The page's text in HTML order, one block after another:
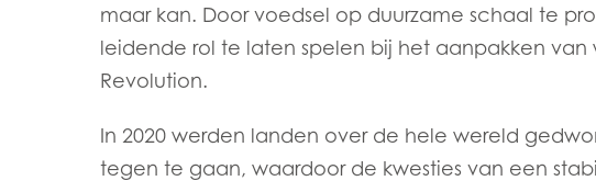
Mowi Japan
Mowi Belgium (FR)
Mowi Belgium (NL)ACTIVE
maar kan. Door voedsel op duurzame schaal te
leidende rol te laten spelen bij het aanpakken van
Revolution.
In 2020 werden landen over de hele wereld
tegen te gaan, waardoor de kwesties van een